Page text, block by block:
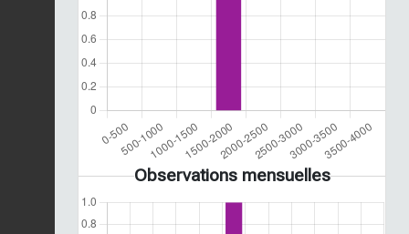
Observations mensuelles